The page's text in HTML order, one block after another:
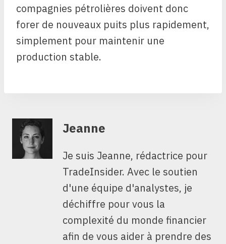
compagnies pétrolières doivent donc
forer de nouveaux puits plus rapidement,
simplement pour maintenir une
production stable.
Jeanne
Je suis Jeanne, rédactrice pour
TradeInsider. Avec le soutien
d'une équipe d'analystes, je
déchiffre pour vous la
complexité du monde financier
afin de vous aider à prendre des